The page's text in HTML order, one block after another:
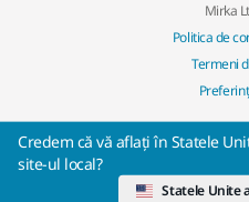
Mirka
Politica de
Termeni
Credem că vă aflați în Statele
site-ul local?
Statele Unite